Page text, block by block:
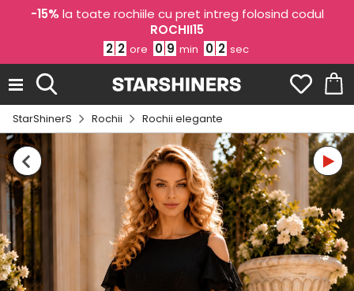
-15% la toate rochiile cu pret intreg folosind codul
ROCHII15
2 2 ore 0 9 min 0 1 sec
StarShinerS Rochii Rochii elegante